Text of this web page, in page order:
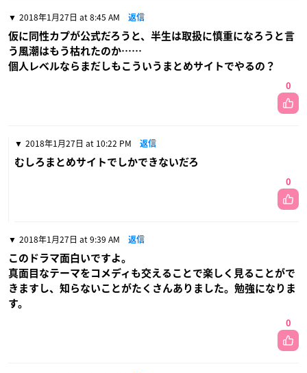
2018年1月27日 at 8:45 AM 返信
仮に同性カプが公式だろうと、半生は取扱に慎重になろうと言
う風潮はもう枯れたのか……
個人レベルならまだしもこういうまとめサイトでやるの？
0
2018年1月27日 at 10:22 PM 返信
むしろまとめサイトでしかできないだろ
0
2018年1月27日 at 9:39 AM 返信
このドラマ面白いですよ。
真面目なテーマをコメディも交えることで楽しく見ることがで
きますし、知らないことがたくさんありました。勉強になりま
す。
0